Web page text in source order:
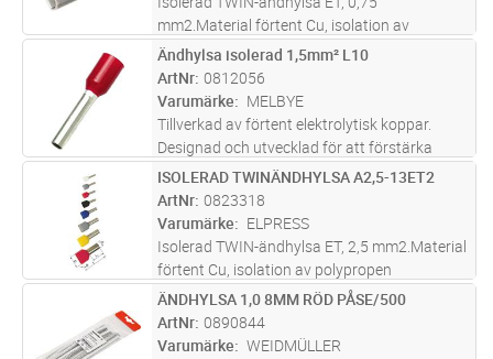
mm2.Material förtent Cu, isolation av
polypropen Rekommenderat verktyg
EEB0160.
ST Lägg i kundvagn
Ändhylsa isolerad 1,5mm² L10
ArtNr 0812056
Varumärke
MELBYE
Tillverkad av förtent elektrolytisk koppar.
Designad och utvecklad för att förstärka
flertrådig kabel vid terminering.
Driftstemperatur -20 till +105°C. Använd
1661354 Presstång Click & Crimp vid pre
mer
ST Lägg i kundvagn
ISOLERAD TWINÄNDHYLSA A2,5-13ET2
ArtNr 0823318
Varumärke
ELPRESS
Isolerad TWIN-ändhylsa ET, 2,5 mm2.Material
förtent Cu, isolation av polypropen
Rekommenderat verktyg EEB0160.
ST Lägg i kundvagn
ÄNDHYLSA 1,0 8MM RÖD PÅSE/500
ArtNr 0890844
Varumärke
WEIDMÜLLER